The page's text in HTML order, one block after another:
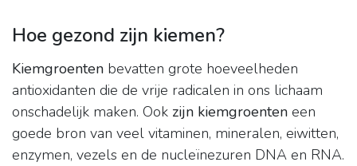
Hoe gezond zijn kiemen?
Kiemgroenten bevatten grote hoeveelheden
antioxidanten die de vrije radicalen in ons lichaam
onschadelijk maken. Ook zijn kiemgroenten een
goede bron van veel vitaminen, mineralen, eiwitten,
enzymen, vezels en de nucleïnezuren DNA en RNA.